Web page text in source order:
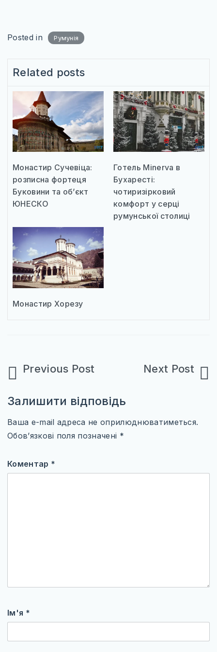
Posted in Румунія
Related posts
Монастир Сучевіца:
розписна фортеця
Буковини та об’єкт
ЮНЕСКО
Готель Minerva в
Бухаресті:
чотиризірковий
комфорт у серці
румунської столиці
Монастир Хорезу
Навігація
записів
Залишити відповідь
Ваша e-mail адреса не оприлюднюватиметься.
Обов’язкові поля позначені *
Коментар *
Ім'я *